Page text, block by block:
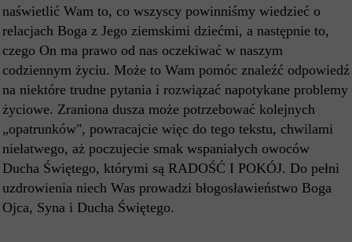
naświetlić Wam to, co wszyscy powinniśmy wiedzieć o
relacjach Boga z Jego ziemskimi dziećmi, a następnie to,
czego On ma prawo od nas oczekiwać w naszym
codziennym życiu. Może to Wam pomóc znaleźć odpowiedź
na niektóre trudne pytania i rozwiązać napotykane problemy
życiowe. Zraniona dusza może potrzebować kolejnych
„opatrunków", powracajcie więc do tego tekstu, chwilami
niełatwego, aż poczujecie smak wspaniałych owoców
Ducha Świętego, którymi są RADOŚĆ I POKÓJ. Do pełni
uzdrowienia niech Was prowadzi błogosławieństwo Boga
Ojca, Syna i Ducha Świętego.